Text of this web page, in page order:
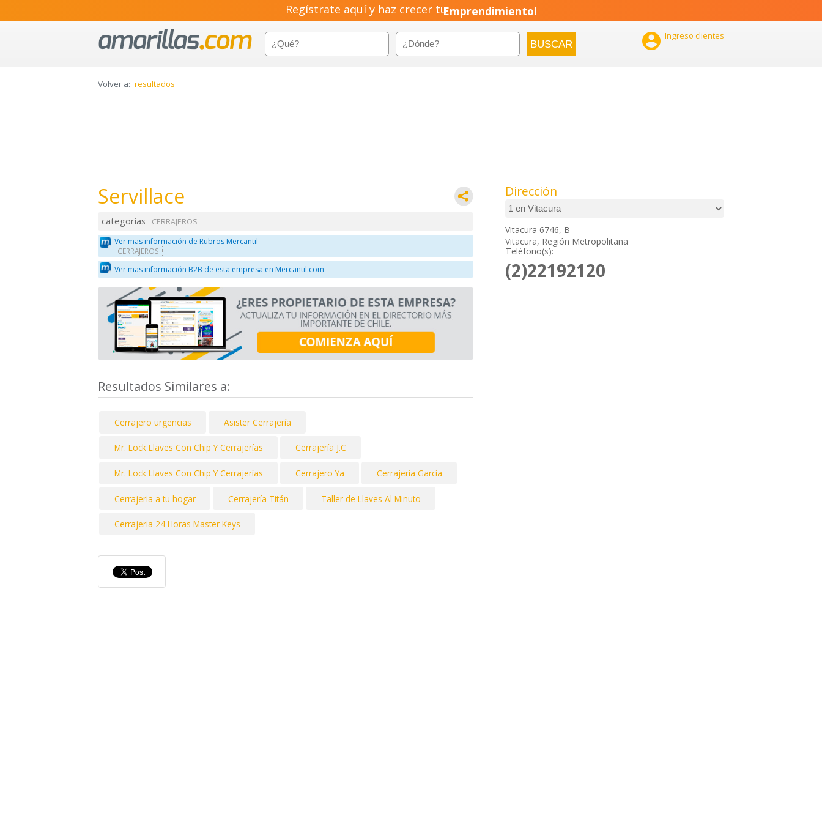
Regístrate aquí y haz crecer tuEmprendimiento!
 Ingreso clientes
Volver a: resultados
Servillace
categorías
CERRAJEROS
Ver mas información de Rubros Mercantil
CERRAJEROS
Ver mas información B2B de esta empresa en Mercantil.com
Resultados Similares a:
Cerrajero urgencias Asister Cerrajería
Mr. Lock Llaves Con Chip Y Cerrajerías Cerrajería J.C
Mr. Lock Llaves Con Chip Y Cerrajerías Cerrajero Ya Cerrajería García
Cerrajeria a tu hogar Cerrajería Titán Taller de Llaves Al Minuto
Cerrajeria 24 Horas Master Keys
Dirección
Vitacura 6746, B
Vitacura, Región Metropolitana
Teléfono(s):
(2)22192120